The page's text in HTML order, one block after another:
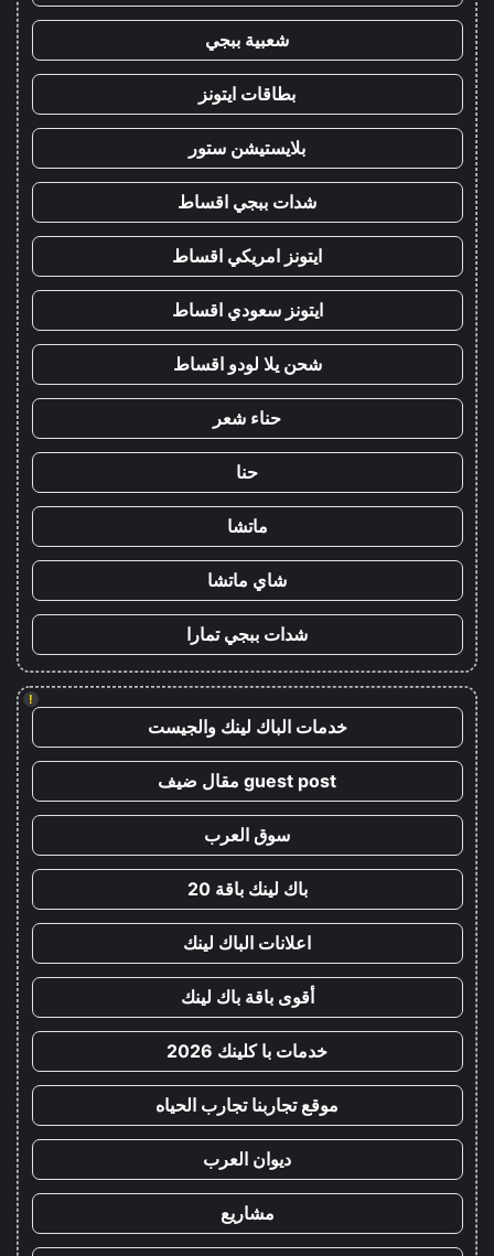
شعبية ببجي
بطاقات ايتونز
بلايستيشن ستور
شدات ببجي اقساط
ايتونز امريكي اقساط
ايتونز سعودي اقساط
شحن يلا لودو اقساط
حناء شعر
حنا
ماتشا
شاي ماتشا
شدات ببجي تمارا
!
خدمات الباك لينك والجيست
guest post مقال ضيف
سوق العرب
باك لينك باقة 20
اعلانات الباك لينك
أقوى باقة باك لينك
خدمات با كلينك 2026
موقع تجاربنا تجارب الحياه
ديوان العرب
مشاريع